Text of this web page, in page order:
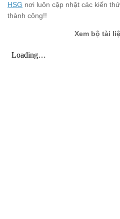
HSG nơi luôn cập nhật các kiến
thành công!!
Xem bộ tài